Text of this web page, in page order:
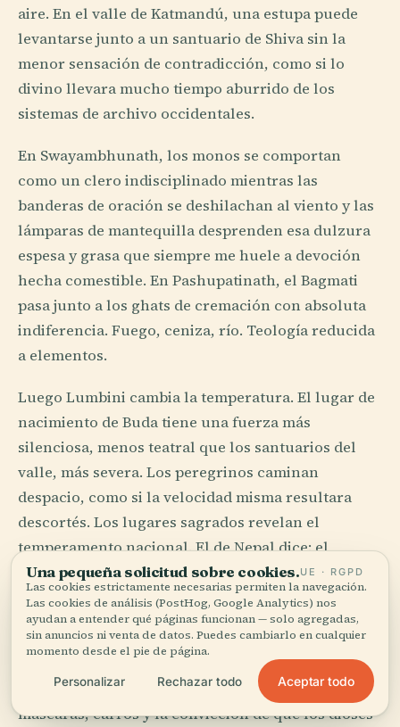
aire. En el valle de Katmandú, una estupa puede
levantarse junto a un santuario de Shiva sin la
menor sensación de contradicción, como si lo
divino llevara mucho tiempo aburrido de los
sistemas de archivo occidentales.
En Swayambhunath, los monos se comportan
como un clero indisciplinado mientras las
banderas de oración se deshilachan al viento y las
lámparas de mantequilla desprenden esa dulzura
espesa y grasa que siempre me huele a devoción
hecha comestible. En Pashupatinath, el Bagmati
pasa junto a los ghats de cremación con absoluta
indiferencia. Fuego, ceniza, río. Teología reducida
a elementos.
Luego Lumbini cambia la temperatura. El lugar de
nacimiento de Buda tiene una fuerza más
silenciosa, menos teatral que los santuarios del
valle, más severa. Los peregrinos caminan
despacio, como si la velocidad misma resultara
descortés. Los lugares sagrados revelan el
temperamento nacional. El de Nepal dice: el
mundo visible está atareado, pero la eternidad
tiene paciencia.
Ni siquiera los festivales aceptan la pureza.
Dashain bendice, Tihar ilumina, Indra Jatra
embriaga las viejas calles de Katmandú con
máscaras, carros y la convicción de que los dioses
Una pequeña solicitud sobre cookies.UE · RGPD
Las cookies estrictamente necesarias permiten la navegación.
Las cookies de análisis (PostHog, Google Analytics) nos
ayudan a entender qué páginas funcionan — solo agregadas,
sin anuncios ni venta de datos. Puedes cambiarlo en cualquier
momento desde el pie de página.
Personalizar Rechazar todo Aceptar todo